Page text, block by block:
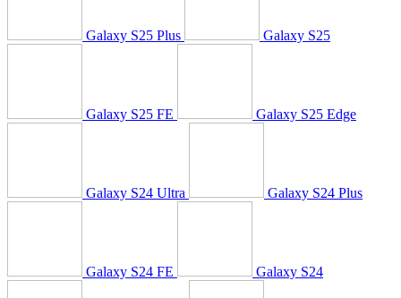
Galaxy S25 Plus Galaxy S25
Galaxy S25 FE Galaxy S25 Edge
Galaxy S24 Ultra Galaxy S24 Plus
Galaxy S24 FE Galaxy S24